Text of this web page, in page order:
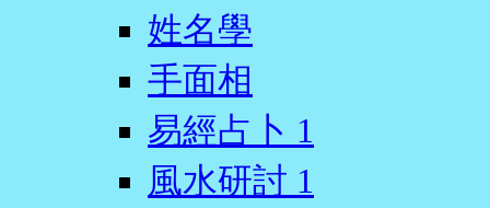
姓名學
手面相
易經占卜 1
風水研討 1